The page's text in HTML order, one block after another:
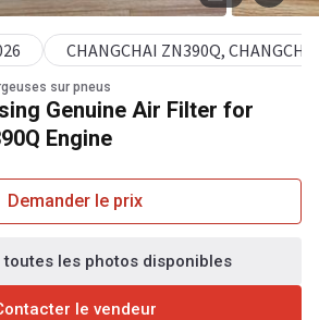
sur pneus
Genuine Air Filter for
Engine
CHANGCHAI ZN390Q,
Demander le prix
toutes les photos disponibles
le vendeur